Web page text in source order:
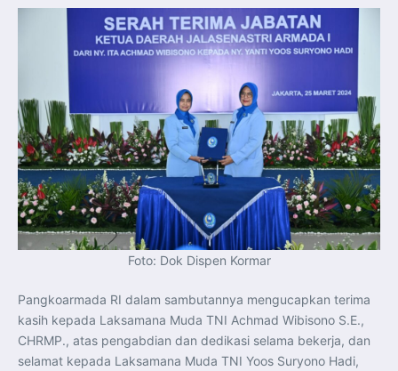
Foto: Dok Dispen Kormar
Pangkoarmada RI dalam sambutannya mengucapkan terima
kasih kepada Laksamana Muda TNI Achmad Wibisono S.E.,
CHRMP., atas pengabdian dan dedikasi selama bekerja, dan
selamat kepada Laksamana Muda TNI Yoos Suryono Hadi,